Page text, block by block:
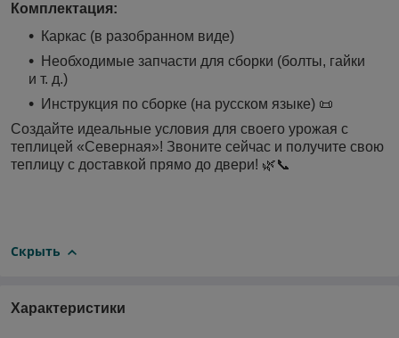
Комплектация:
Каркас (в разобранном виде)
Необходимые запчасти для сборки (болты, гайки
и т. д.)
Инструкция по сборке (на русском языке) 📜
Создайте идеальные условия для своего урожая с
теплицей «Северная»! Звоните сейчас и получите свою
теплицу с доставкой прямо до двери! 🌿📞
Скрыть
Характеристики